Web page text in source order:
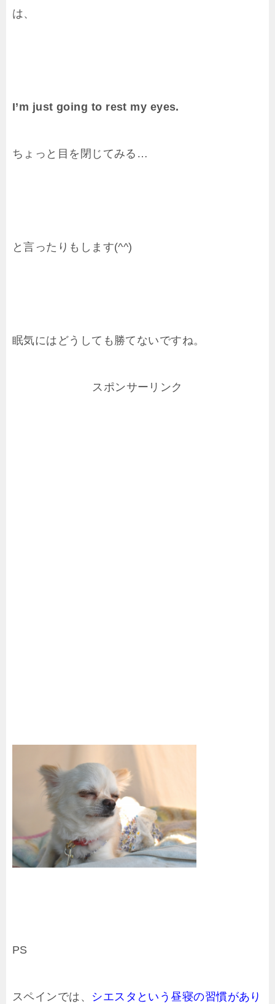
は、
I’m just going to rest my eyes.
ちょっと目を閉じてみる…
と言ったりもします(^^)
眠気にはどうしても勝てないですね。
スポンサーリンク
PS
スペインでは、 シエスタという昼寝の習慣があり